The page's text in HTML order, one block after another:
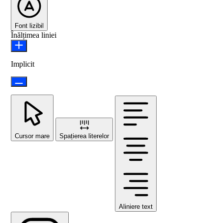
Font lizibil
Înălțimea liniei
Implicit
Cursor mare Spațierea literelor
Aliniere text